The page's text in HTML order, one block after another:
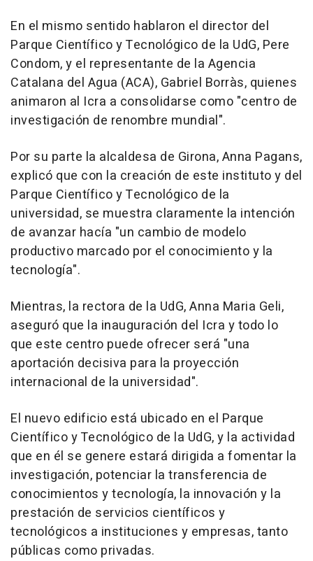
En el mismo sentido hablaron el director del
Parque Científico y Tecnológico de la UdG, Pere
Condom, y el representante de la Agencia
Catalana del Agua (ACA), Gabriel Borràs, quienes
animaron al Icra a consolidarse como "centro de
investigación de renombre mundial".
Por su parte la alcaldesa de Girona, Anna Pagans,
explicó que con la creación de este instituto y del
Parque Científico y Tecnológico de la
universidad, se muestra claramente la intención
de avanzar hacía "un cambio de modelo
productivo marcado por el conocimiento y la
tecnología".
Mientras, la rectora de la UdG, Anna Maria Geli,
aseguró que la inauguración del Icra y todo lo
que este centro puede ofrecer será "una
aportación decisiva para la proyección
internacional de la universidad".
El nuevo edificio está ubicado en el Parque
Científico y Tecnológico de la UdG, y la actividad
que en él se genere estará dirigida a fomentar la
investigación, potenciar la transferencia de
conocimientos y tecnología, la innovación y la
prestación de servicios científicos y
tecnológicos a instituciones y empresas, tanto
públicas como privadas.